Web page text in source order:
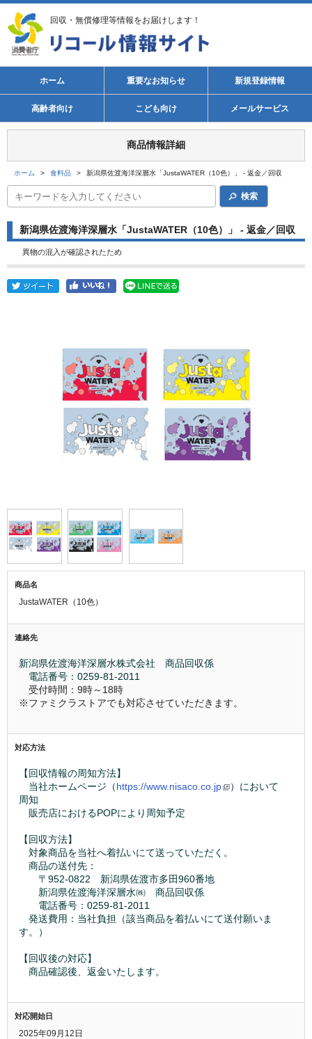
回収・無償修理等情報をお届けします！
ホーム 重要なお知らせ 新規登録情報
高齢者向け こども向け メールサービス
商品情報詳細
ホーム > 食料品 > 新潟県佐渡海洋深層水「JustaWATER（10色）」 - 返金／回収
検索
新潟県佐渡海洋深層水「JustaWATER（10色）」 - 返金／回収
異物の混入が確認されたため
商品名
JustaWATER（10色）
連絡先
新潟県佐渡海洋深層水株式会社　商品回収係
電話番号：0259-81-2011
受付時間：9時～18時
※ファミクラストアでも対応させていただきます。
対応方法
【回収情報の周知方法】
当社ホームページ（https://www.nisaco.co.jp
）において
周知
販売店におけるPOPにより周知予定
【回収方法】
対象商品を当社へ着払いにて送っていただく。
商品の送付先：
〒952-0822　新潟県佐渡市多田960番地
新潟県佐渡海洋深層水㈱　商品回収係
電話番号：0259-81-2011
発送費用：当社負担（該当商品を着払いにて送付願いま
す。）
【回収後の対応】
商品確認後、返金いたします。
対応開始日
2025年09月12日